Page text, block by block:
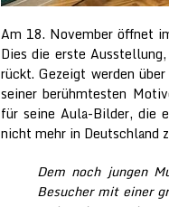
Am 18. November öffnet
Dies die erste
rückt. Gezeigt werden
seiner berühmtesten
für seine Aula-Bilder, die
nicht mehr in Deutschland
Dem noch jungen
Besucher mit einer